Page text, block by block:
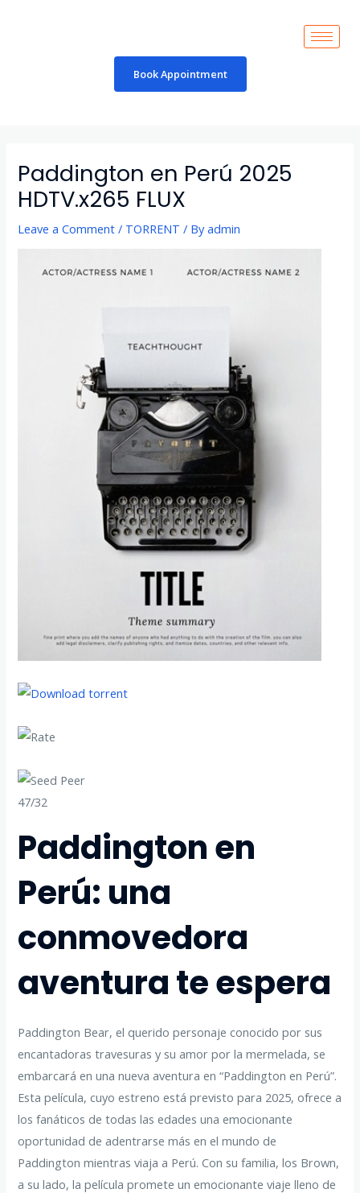
Book Appointment
Paddington en Perú 2025
HDTV.x265 FLUX
Leave a Comment / TORRENT / Byadmin
47/32
Paddington en
Perú: una
conmovedora
aventura te espera
Paddington Bear, el querido personaje conocido por sus
encantadoras travesuras y su amor por la mermelada, se
embarcará en una nueva aventura en “Paddington en Perú”.
Esta película, cuyo estreno está previsto para 2025, ofrece a
los fanáticos de todas las edades una emocionante
oportunidad de adentrarse más en el mundo de
Paddington mientras viaja a Perú. Con su familia, los Brown,
a su lado, la película promete un emocionante viaje lleno de